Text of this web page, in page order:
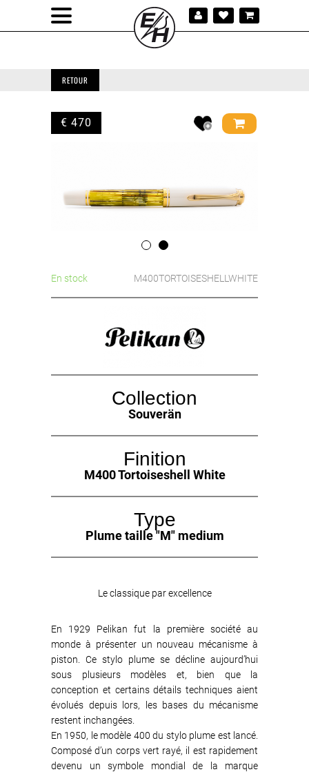
RETOUR
€ 470
En stock M400TORTOISESHELLWHITE
Collection
Souverän
Finition
M400 Tortoiseshell White
Type
Plume taille "M" medium
Le classique par excellence
En 1929 Pelikan fut la première société au
monde à présenter un nouveau mécanisme à
piston. Ce stylo plume se décline aujourd’hui
sous plusieurs modèles et, bien que la
conception et certains détails techniques aient
évolués depuis lors, les bases du mécanisme
restent inchangées.
En 1950, le modèle 400 du stylo plume est lancé.
Composé d’un corps vert rayé, il est rapidement
devenu un symbole mondial de la marque